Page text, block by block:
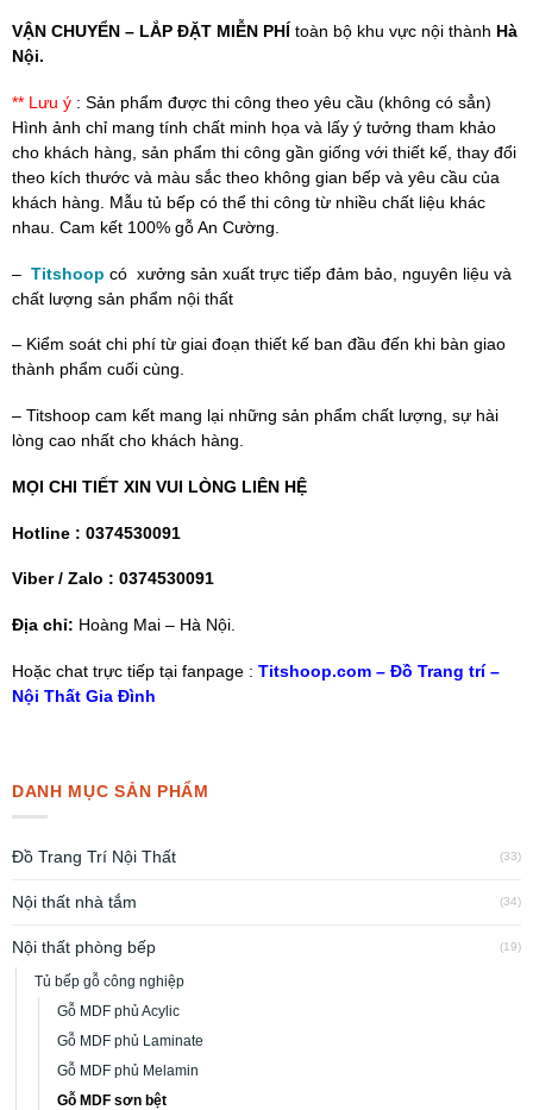
DANH MỤC SẢN PHẨM
Đồ Trang Trí Nội Thất (33)
Nội thất nhà tắm (34)
Nội thất phòng bếp (19)
Tủ bếp gỗ công nghiệp
Gỗ MDF phủ Acylic
Gỗ MDF phủ Laminate
Gỗ MDF phủ Melamin
Gỗ MDF sơn bệt
VẬN CHUYỂN – LẮP ĐẶT MIỄN PHÍ toàn bộ khu vực nội thành Hà
Nội.
** Lưu ý : Sản phẩm được thi công theo yêu cầu (không có sẳn)
Hình ảnh chỉ mang tính chất minh họa và lấy ý tưởng tham khảo
cho khách hàng, sản phẩm thi công gần giống với thiết kế, thay đổi
theo kích thước và màu sắc theo không gian bếp và yêu cầu của
khách hàng. Mẫu tủ bếp có thể thi công từ nhiều chất liệu khác
nhau. Cam kết 100% gỗ An Cường.
– Titshoop có xưởng sản xuất trực tiếp đảm bảo, nguyên liệu và
chất lượng sản phẩm nội thất
– Kiểm soát chi phí từ giai đoạn thiết kế ban đầu đến khi bàn giao
thành phẩm cuối cùng.
– Titshoop cam kết mang lại những sản phẩm chất lượng, sự hài
lòng cao nhất cho khách hàng.
MỌI CHI TIẾT XIN VUI LÒNG LIÊN HỆ
Hotline : 0374530091
Viber / Zalo : 0374530091
Địa chỉ: Hoàng Mai – Hà Nội.
Hoặc chat trực tiếp tại fanpage : Titshoop.com – Đồ Trang trí –
Nội Thất Gia Đình